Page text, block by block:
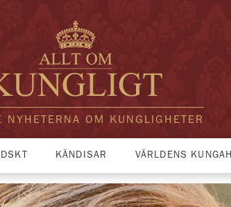
NYHETERNA OM KUNGLIGHETER
KÄNDISAR VÄRLDENS